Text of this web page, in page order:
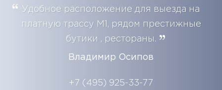
Удобное расположение для выезда на
платную трассу М1, рядом престижные
бутики , рестораны.
Владимир Осипов
+7 (495) 925-33-77